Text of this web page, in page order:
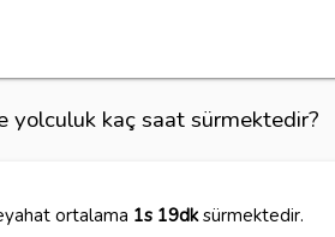
yolculuk kaç saat sürmektedir?
ortalama 1s 19dksürmektedir.